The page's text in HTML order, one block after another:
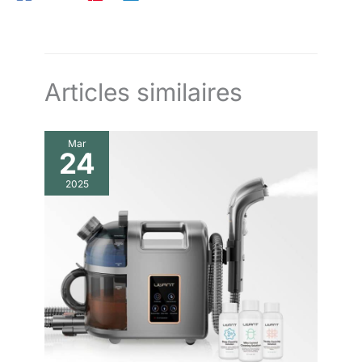
Articles similaires
Mar
24
2025